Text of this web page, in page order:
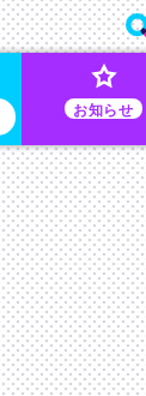
お知らせ